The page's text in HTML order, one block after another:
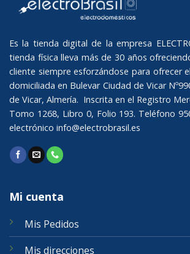
Es la tienda digital de la empresa
tienda física lleva más de 30 años
cliente siempre esforzándose para ofrecer
domiciliada en Bulevar Ciudad de Vicar
de Vicar, Almería. Inscrita en el Registro
Tomo 1268, Libro 0, Folio 193. Teléfono
electrónico info@electrobrasil.es
Mi cuenta
Mis Pedidos
Mis direcciones